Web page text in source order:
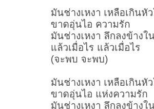
มันช่างเหงา เหลือเกินหั
ขาดอุ่นไอ ความรัก
มันช่างเหงา ลึกลงข้างใ
แล้วเมื่อไร แล้วเมื่อไร
(จะพบ จะพบ)
มันช่างเหงา เหลือเกินหั
ขาดอุ่นไอ แห่งความรัก
มันช่างเหงา ลึกลงข้างใ